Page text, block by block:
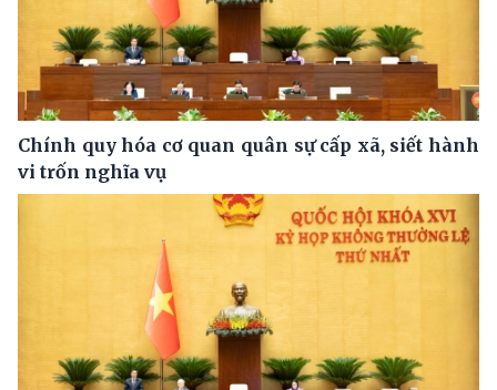
Chính quy hóa cơ quan quân sự cấp xã, siết hành
vi trốn nghĩa vụ